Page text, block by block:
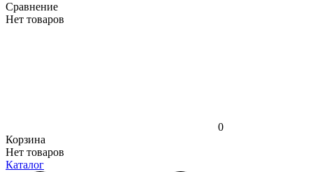
Сравнение
Нет товаров
0
Корзина
Нет товаров
Каталог